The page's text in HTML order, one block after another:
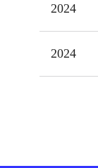
2024
2024